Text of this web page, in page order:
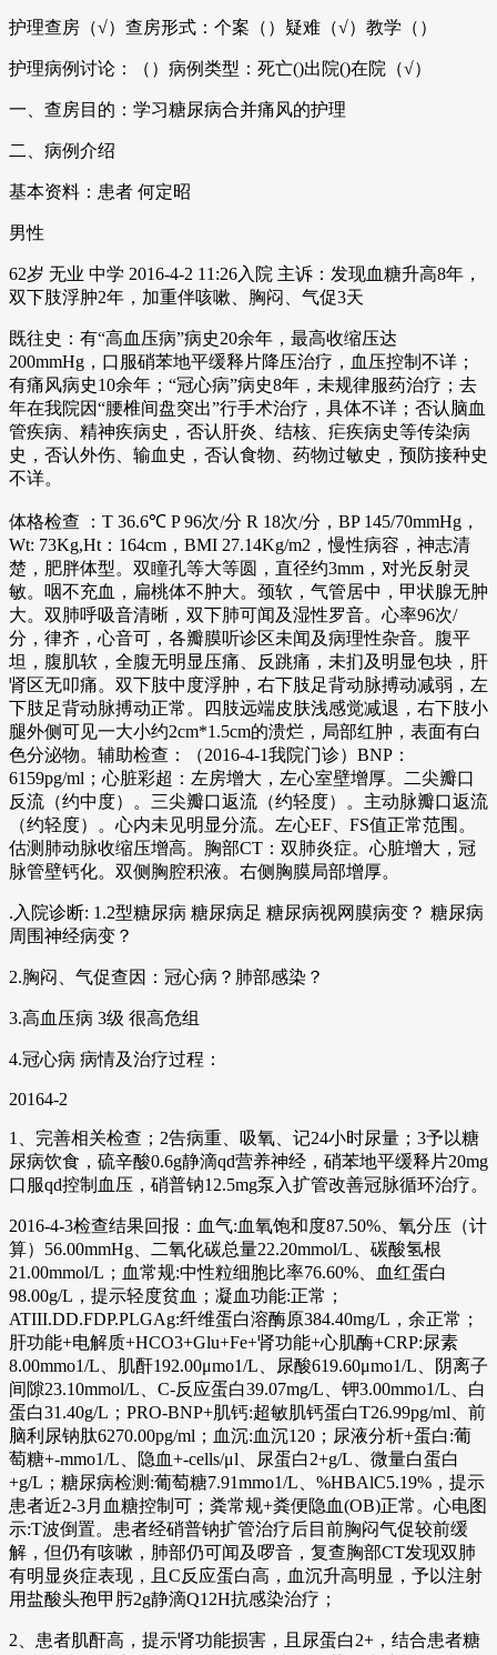
护理查房（√）查房形式：个案（）疑难（√）教学（）
护理病例讨论：（）病例类型：死亡()出院()在院（√）
一、查房目的：学习糖尿病合并痛风的护理
二、病例介绍
基本资料：患者 何定昭
男性
62岁 无业 中学 2016-4-2 11:26入院 主诉：发现血糖升高8年，
双下肢浮肿2年，加重伴咳嗽、胸闷、气促3天
既往史：有“高血压病”病史20余年，最高收缩压达
200mmHg，口服硝苯地平缓释片降压治疗，血压控制不详；
有痛风病史10余年；“冠心病”病史8年，未规律服药治疗；去
年在我院因“腰椎间盘突出”行手术治疗，具体不详；否认脑血
管疾病、精神疾病史，否认肝炎、结核、疟疾病史等传染病
史，否认外伤、输血史，否认食物、药物过敏史，预防接种史
不详。
体格检查 ：T 36.6℃ P 96次/分 R 18次/分，BP 145/70mmHg，
Wt: 73Kg,Ht：164cm，BMI 27.14Kg/m2，慢性病容，神志清
楚，肥胖体型。双瞳孔等大等圆，直径约3mm，对光反射灵
敏。咽不充血，扁桃体不肿大。颈软，气管居中，甲状腺无肿
大。双肺呼吸音清晰，双下肺可闻及湿性罗音。心率96次/
分，律齐，心音可，各瓣膜听诊区未闻及病理性杂音。腹平
坦，腹肌软，全腹无明显压痛、反跳痛，未扪及明显包块，肝
肾区无叩痛。双下肢中度浮肿，右下肢足背动脉搏动减弱，左
下肢足背动脉搏动正常。四肢远端皮肤浅感觉减退，右下肢小
腿外侧可见一大小约2cm*1.5cm的溃烂，局部红肿，表面有白
色分泌物。辅助检查：（2016-4-1我院门诊）BNP：
6159pg/ml；心脏彩超：左房增大，左心室壁增厚。二尖瓣口
反流（约中度）。三尖瓣口返流（约轻度）。主动脉瓣口返流
（约轻度）。心内未见明显分流。左心EF、FS值正常范围。
估测肺动脉收缩压增高。胸部CT：双肺炎症。心脏增大，冠
脉管壁钙化。双侧胸腔积液。右侧胸膜局部增厚。
.入院诊断: 1.2型糖尿病 糖尿病足 糖尿病视网膜病变？ 糖尿病
周围神经病变？
2.胸闷、气促查因：冠心病？肺部感染？
3.高血压病 3级 很高危组
4.冠心病 病情及治疗过程：
20164-2
1、完善相关检查；2告病重、吸氧、记24小时尿量；3予以糖
尿病饮食，硫辛酸0.6g静滴qd营养神经，硝苯地平缓释片20mg
口服qd控制血压，硝普钠12.5mg泵入扩管改善冠脉循环治疗。
2016-4-3检查结果回报：血气:血氧饱和度87.50%、氧分压（计
算）56.00mmHg、二氧化碳总量22.20mmol/L、碳酸氢根
21.00mmol/L；血常规:中性粒细胞比率76.60%、血红蛋白
98.00g/L，提示轻度贫血；凝血功能:正常；
ATIII.DD.FDP.PLGAg:纤维蛋白溶酶原384.40mg/L，余正常；
肝功能+电解质+HCO3+Glu+Fe+肾功能+心肌酶+CRP:尿素
8.00mmo1/L、肌酐192.00μmo1/L、尿酸619.60μmo1/L、阴离子
间隙23.10mmol/L、C-反应蛋白39.07mg/L、钾3.00mmo1/L、白
蛋白31.40g/L；PRO-BNP+肌钙:超敏肌钙蛋白T26.99pg/ml、前
脑利尿钠肽6270.00pg/ml；血沉:血沉120；尿液分析+蛋白:葡
萄糖+-mmo1/L、隐血+-cells/μl、尿蛋白2+g/L、微量白蛋白
+g/L；糖尿病检测:葡萄糖7.91mmo1/L、%HBAlC5.19%，提示
患者近2-3月血糖控制可；粪常规+粪便隐血(OB)正常。心电图
示:T波倒置。患者经硝普钠扩管治疗后目前胸闷气促较前缓
解，但仍有咳嗽，肺部仍可闻及啰音，复查胸部CT发现双肺
有明显炎症表现，且C反应蛋白高，血沉升高明显，予以注射
用盐酸头孢甲肟2g静滴Q12H抗感染治疗；
2、患者肌酐高，提示肾功能损害，且尿蛋白2+，结合患者糖